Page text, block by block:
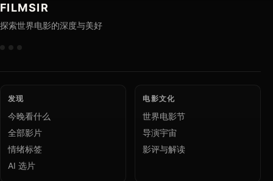
FILMSIR
探索世界电影的深度与美好
发现
今晚看什么
全部影片
情绪标签
AI 选片
电影文化
世界电影节
导演宇宙
影评与解读